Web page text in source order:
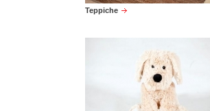
Teppiche